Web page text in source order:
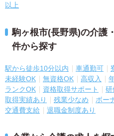
以上
駒ヶ根市(長野県)の介護
件から探す
駅から徒歩10分以内 車通勤可
未経験OK
無資格OK 高収入
ランクOK
資格取得サポート 研
取得実績あり
残業少なめ ボー
交通費支給
退職金制度あり